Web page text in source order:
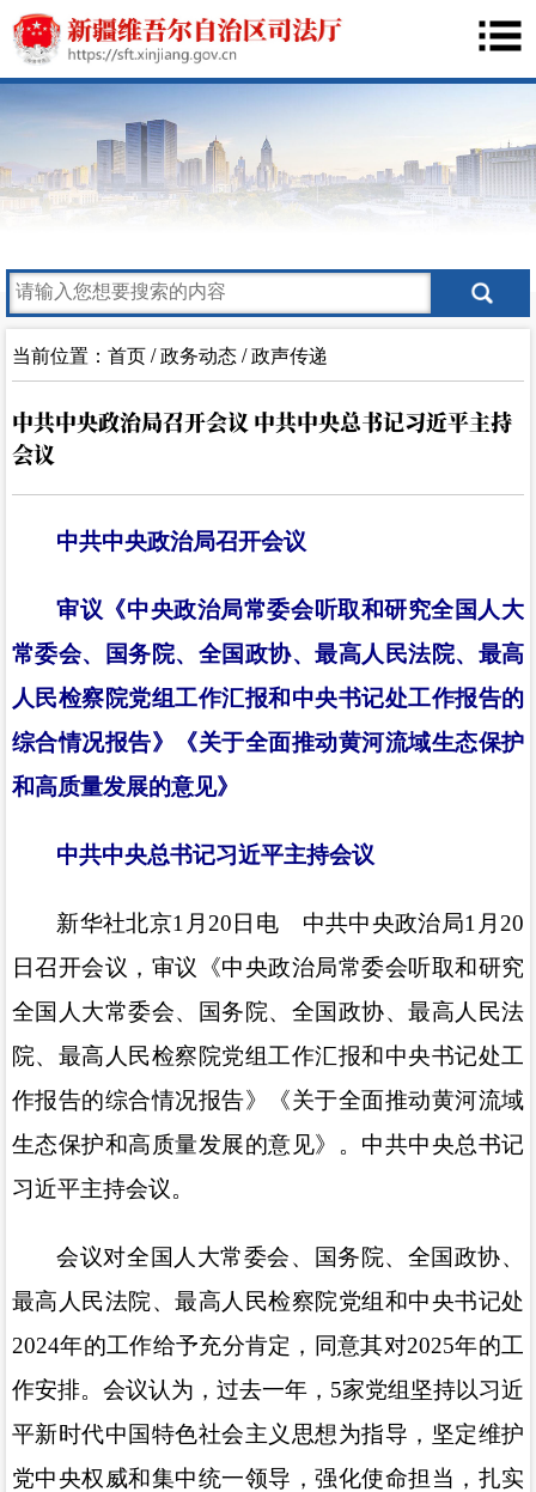
当前位置： 首页/政务动态/政声传递
中共中央政治局召开会议 中共中央总书记习近平主持
会议
中共中央政治局召开会议
审议《中央政治局常委会听取和研究全国人大
常委会、国务院、全国政协、最高人民法院、最高
人民检察院党组工作汇报和中央书记处工作报告的
综合情况报告》《关于全面推动黄河流域生态保护
和高质量发展的意见》
中共中央总书记习近平主持会议
新华社北京1月20日电 中共中央政治局1月20
日召开会议，审议《中央政治局常委会听取和研究
全国人大常委会、国务院、全国政协、最高人民法
院、最高人民检察院党组工作汇报和中央书记处工
作报告的综合情况报告》《关于全面推动黄河流域
生态保护和高质量发展的意见》。中共中央总书记
习近平主持会议。
会议对全国人大常委会、国务院、全国政协、
最高人民法院、最高人民检察院党组和中央书记处
2024年的工作给予充分肯定，同意其对2025年的工
作安排。会议认为，过去一年，5家党组坚持以习近
平新时代中国特色社会主义思想为指导，坚定维护
党中央权威和集中统一领导，强化使命担当，扎实